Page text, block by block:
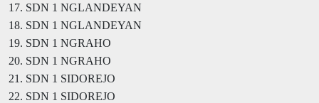
17. SDN 1 NGLANDEYAN
18. SDN 1 NGLANDEYAN
19. SDN 1 NGRAHO
20. SDN 1 NGRAHO
21. SDN 1 SIDOREJO
22. SDN 1 SIDOREJO